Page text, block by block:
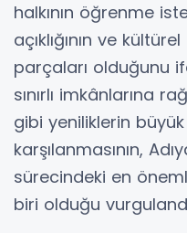
halkının öğrenme
açıklığının ve
parçaları olduğunu
sınırlı imkânlarına
gibi yeniliklerin
karşılanmasının,
sürecindeki en
biri olduğu